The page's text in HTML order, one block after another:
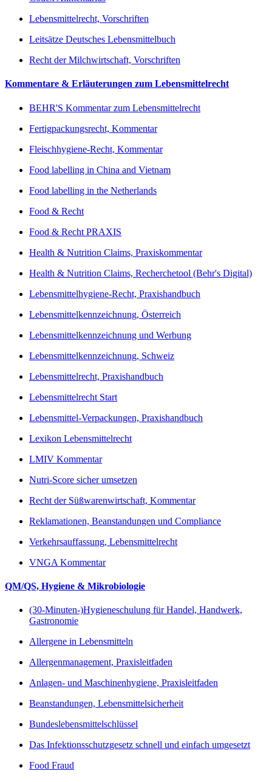
Lebensmittelrecht, Vorschriften
Leitsätze Deutsches Lebensmittelbuch
Recht der Milchwirtschaft, Vorschriften
Kommentare & Erläuterungen zum Lebensmittelrecht
BEHR'S Kommentar zum Lebensmittelrecht
Fertigpackungsrecht, Kommentar
Fleischhygiene-Recht, Kommentar
Food labelling in China and Vietnam
Food labelling in the Netherlands
Food & Recht
Food & Recht PRAXIS
Health & Nutrition Claims, Praxiskommentar
Health & Nutrition Claims, Recherchetool (Behr's Digital)
Lebensmittelhygiene-Recht, Praxishandbuch
Lebensmittelkennzeichnung, Österreich
Lebensmittelkennzeichnung und Werbung
Lebensmittelkennzeichnung, Schweiz
Lebensmittelrecht, Praxishandbuch
Lebensmittelrecht Start
Lebensmittel-Verpackungen, Praxishandbuch
Lexikon Lebensmittelrecht
LMIV Kommentar
Nutri-Score sicher umsetzen
Recht der Süßwarenwirtschaft, Kommentar
Reklamationen, Beanstandungen und Compliance
Verkehrsauffassung, Lebensmittelrecht
VNGA Kommentar
QM/QS, Hygiene & Mikrobiologie
(30-Minuten-)Hygieneschulung für Handel, Handwerk,
Gastronomie
Allergene in Lebensmitteln
Allergenmanagement, Praxisleitfaden
Anlagen- und Maschinenhygiene, Praxisleitfaden
Beanstandungen, Lebensmittelsicherheit
Bundeslebensmittelschlüssel
Das Infektionsschutzgesetz schnell und einfach umgesetzt
Food Fraud